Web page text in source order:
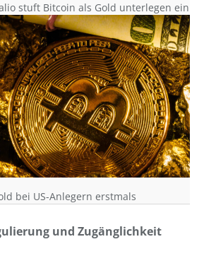
stuft Bitcoin als Gold unterlegen ein
bei US-Anlegern erstmals
und Zugänglichkeit